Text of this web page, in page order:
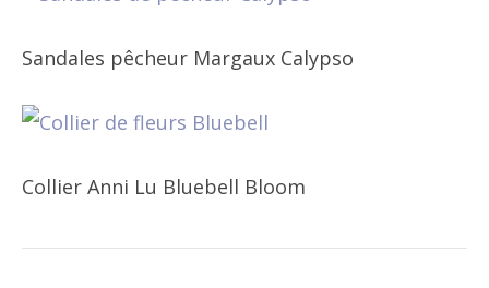
Sandales pêcheur Margaux Calypso
Collier Anni Lu Bluebell Bloom